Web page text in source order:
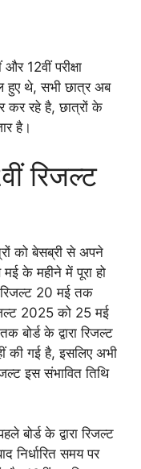
और 12वीं परीक्षा
हुए थे, सभी छात्र अब
कर रहे है, छात्रों के
है।
रिजल्ट
को बेसब्री से अपने
के महीने में पूरा हो
रिजल्ट 20 मई तक
2025 को 25 मई
बोर्ड के द्वारा रिजल्ट
की गई है, इसलिए अभी
इस संभावित तिथि
बोर्ड के द्वारा रिजल्ट
निर्धारित समय पर